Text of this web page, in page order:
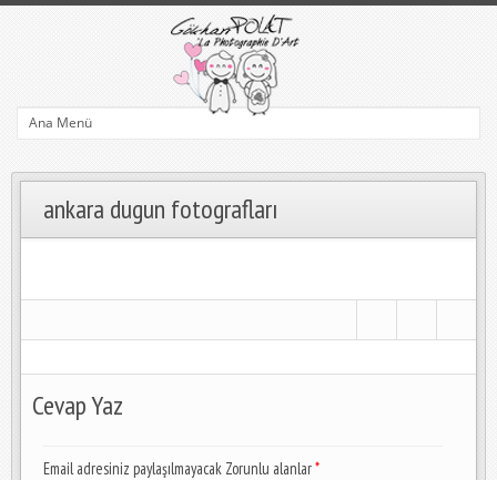
ankara dugun fotografları
Cevap Yaz
Email adresiniz paylaşılmayacak Zorunlu alanlar*